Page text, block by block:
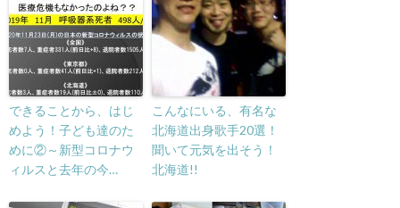
できることから、はじ
めよう！子ども達のた
めに②～新型コロナウ
ィルスと去年の今…
こんなにいる、有名な
北海道出身歌手20選！
聞いて元気を出そう！
北海道!!